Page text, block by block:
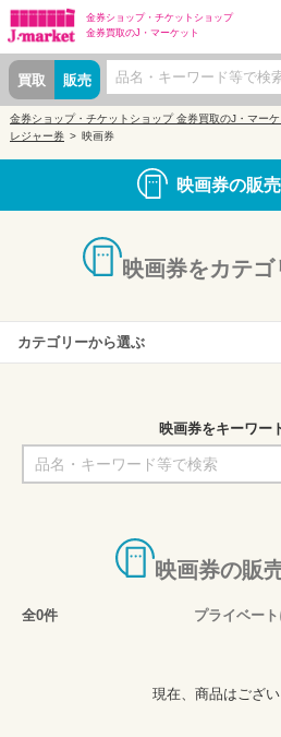
金券ショップ・ チケットショップ
金券買取のJ・マーケット
買取 販売
金券ショップ・チケットショップ 金券買取のJ・マーケ
レジャー券
映画券
映画券の販
映画券をカテ
カテゴリーから選ぶ
映画券をキーワー
映画券の販
全0件 プライベー
現在、商品はござい